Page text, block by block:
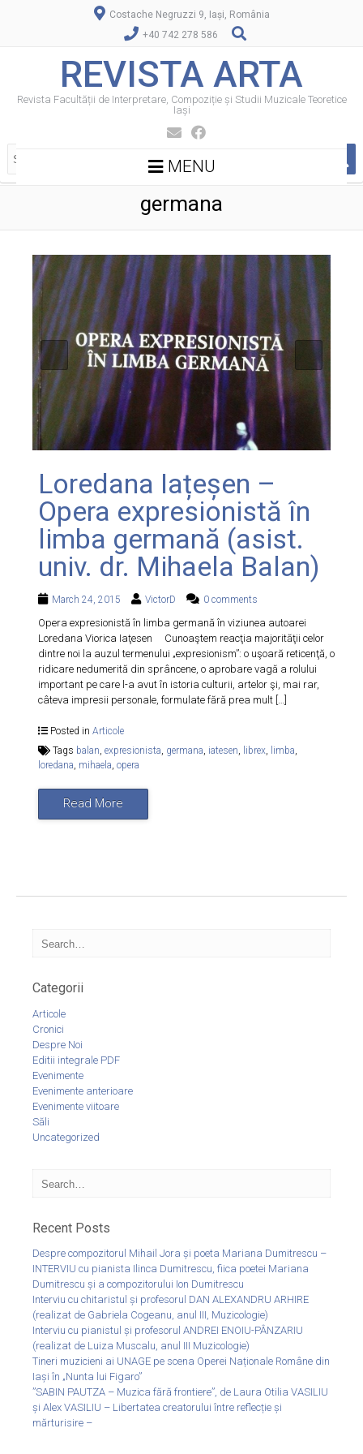
Costache Negruzzi 9, Iași, România
+40 742 278 586
REVISTA ARTA
Revista Facultății de Interpretare, Compoziție și Studii Muzicale Teoretice
Iași
MENU
germana
Loredana Iațeșen –
Opera expresionistă în
limba germană (asist.
univ. dr. Mihaela Balan)
March 24, 2015 VictorD 0 comments
Opera expresionistă în limba germană în viziunea autoarei
Loredana Viorica Iaţesen Cunoaştem reacţia majorităţii celor
dintre noi la auzul termenului „expresionism”: o uşoară reticenţă, o
ridicare nedumerită din sprâncene, o aprobare vagă a rolului
important pe care l-a avut în istoria culturii, artelor şi, mai rar,
câteva impresii personale, formulate fără prea mult […]
Posted inArticole
Tags balan ,expresionista germana iatesen librex limba
loredana mihaela ,opera
Read More
Categorii
Articole
Cronici
Despre Noi
Editii integrale PDF
Evenimente
Evenimente anterioare
Evenimente viitoare
Săli
Uncategorized
Recent Posts
Despre compozitorul Mihail Jora și poeta Mariana Dumitrescu –
INTERVIU cu pianista Ilinca Dumitrescu, fiica poetei Mariana
Dumitrescu și a compozitorului Ion Dumitrescu
Interviu cu chitaristul și profesorul DAN ALEXANDRU ARHIRE
(realizat de Gabriela Cogeanu, anul III, Muzicologie)
Interviu cu pianistul și profesorul ANDREI ENOIU-PÂNZARIU
(realizat de Luiza Muscalu, anul III Muzicologie)
Tineri muzicieni ai UNAGE pe scena Operei Naționale Române din
Iași în „Nunta lui Figaro”
”SABIN PAUTZA – Muzica fără frontiere”, de Laura Otilia VASILIU
și Alex VASILIU – Libertatea creatorului între reflecție și
mărturisire –